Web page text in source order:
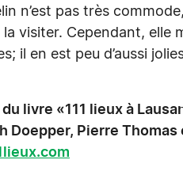
n’est pas très
visiter. Cependant, elle
il en est peu d’aussi
livre «111 lieux à
Pierre Thomas